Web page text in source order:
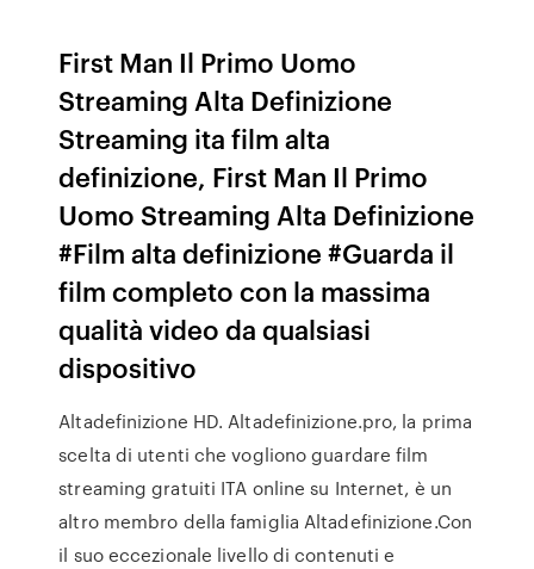
First Man Il Primo Uomo
Streaming Alta Definizione
Streaming ita film alta
definizione, First Man Il Primo
Uomo Streaming Alta Definizione
#Film alta definizione #Guarda il
film completo con la massima
qualità video da qualsiasi
dispositivo
Altadefinizione HD. Altadefinizione.pro, la prima
scelta di utenti che vogliono guardare film
streaming gratuiti ITA online su Internet, è un
altro membro della famiglia Altadefinizione.Con
il suo eccezionale livello di contenuti e